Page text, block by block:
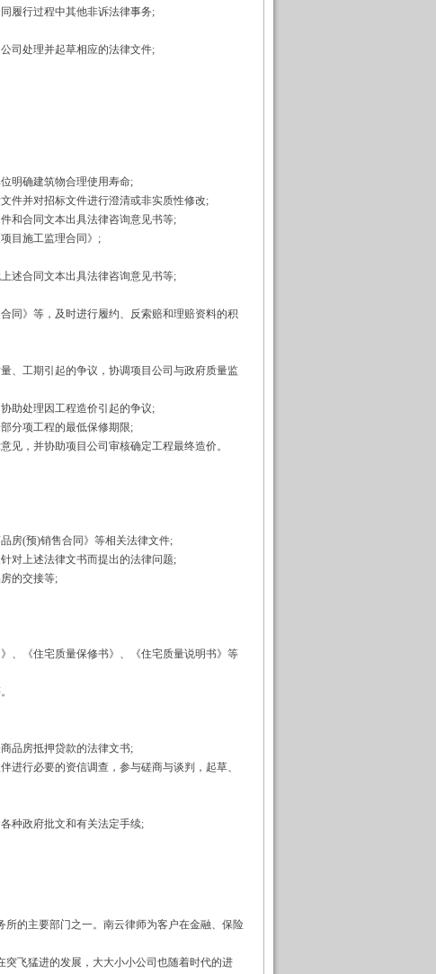
履行过程中其他非诉法律事务;
司处理并起草相应的法律文件;
明确建筑物合理使用寿命;
并对招标文件进行澄清或非实质性修改;
和合同文本出具法律咨询意见书等;
目施工监理合同》;
述合同文本出具法律咨询意见书等;
》等，及时进行履约、反索赔和理赔资料的积
工期引起的争议，协调项目公司与政府质量监
助处理因工程造价引起的争议;
分项工程的最低保修期限;
，并协助项目公司审核确定工程最终造价。
房(预)销售合同》等相关法律文件;
对上述法律文书而提出的法律问题;
的交接等;
《住宅质量保修书》、《住宅质量说明书》等
品房抵押贷款的法律文书;
行必要的资信调查，参与磋商与谈判，起草、
种政府批文和有关法定手续;
的主要部门之一。南云律师为客户在金融、保险
飞猛进的发展，大大小小公司也随着时代的进